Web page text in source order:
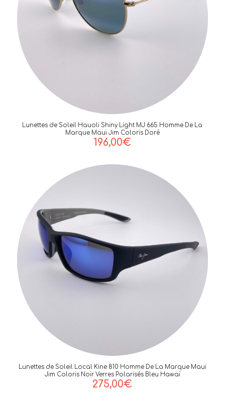
Lunettes de Soleil Hauoli Shiny Light MJ 665 Homme De La
Marque Maui Jim Coloris Doré
196,00€
Lunettes de Soleil Local Kine 810 Homme De La Marque Maui
Jim Coloris Noir Verres Polarisés Bleu Hawaï
275,00€